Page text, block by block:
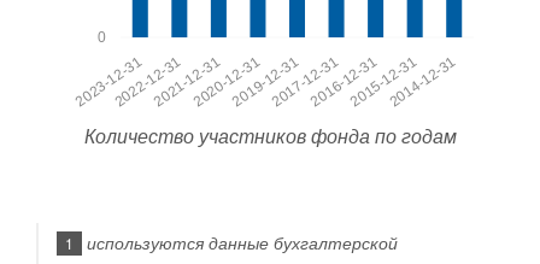
0
2014-12-31
2015-12-31
2016-12-31
2017-12-31
2019-12-31
2020-12-31
2021-12-31
2022-12-31
2023-12-31
Количество участников фонда по годам
1
используются данные бухгалтерской